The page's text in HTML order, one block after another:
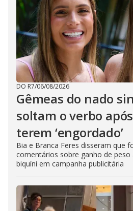
DO R7/06/08/2026
Gêmeas do nado
soltam o verbo
terem ‘engordado’
Bia e Branca Feres disseram que
comentários sobre ganho de peso
biquíni em campanha publicitária